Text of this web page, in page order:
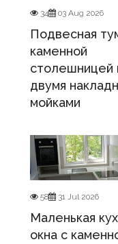
34 03 Aug 2026
Подвесная
каменной
столешницей
двумя
мойками
58 31 Jul 2026
Маленькая
окна с